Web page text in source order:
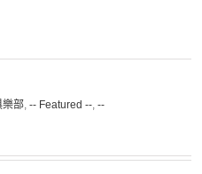
樂部, -- Featured --, --